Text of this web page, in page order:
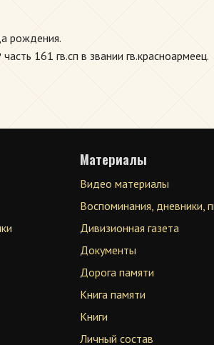
рождения.
161 гв.сп в звании гв.красноармеец.
Материалы
Видео материалы
Воспоминания, дневники,
Дивизионная газета
Документы
Дорога памяти
Книга памяти
Книги
Личный состав